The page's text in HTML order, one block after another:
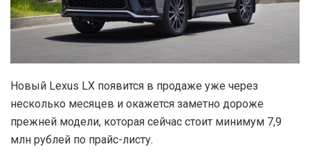
Новый Lexus LX появится в продаже уже через
несколько месяцев и окажется заметно дороже
прежней модели, которая сейчас стоит минимум 7,9
млн рублей по прайс-листу.